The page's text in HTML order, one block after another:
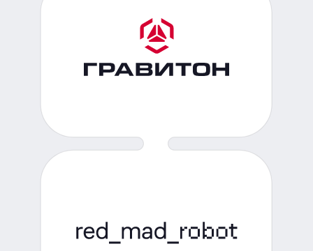
22.09.2025
В программно-аппаратный комплекс
интегрированы технологии больших
языковых моделей
минут